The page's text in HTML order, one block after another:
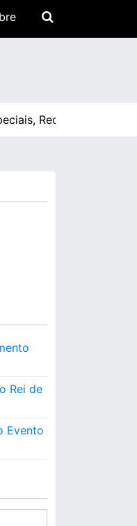
Rei de
Evento